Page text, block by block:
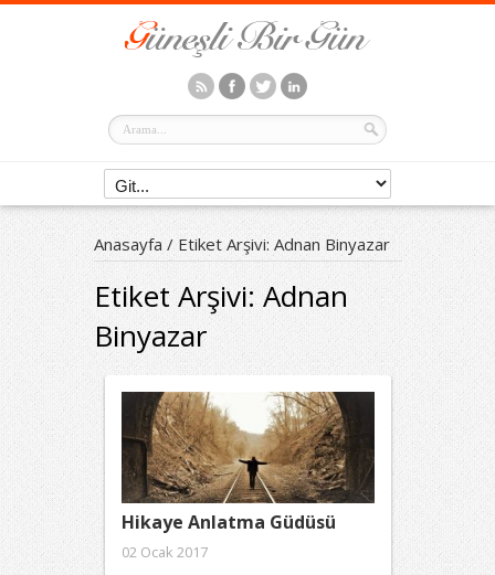
Anasayfa / Etiket Arşivi: Adnan Binyazar
Etiket Arşivi:Adnan
Binyazar
Hikaye Anlatma Güdüsü
02 Ocak 2017